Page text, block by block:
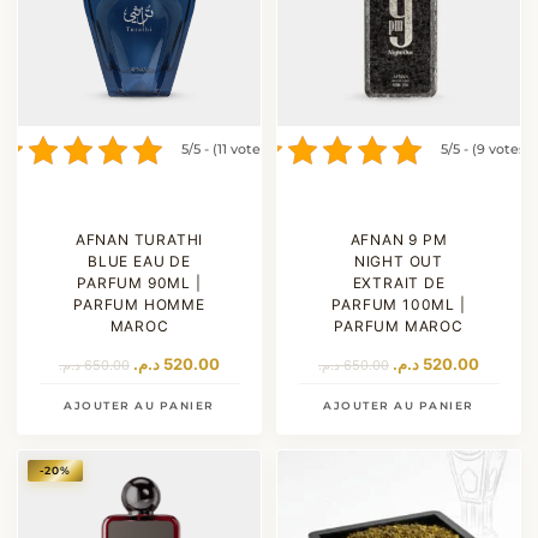
5/5 - (11 votes)
AFNAN TURATHI
BLUE EAU DE
PARFUM 90ML |
PARFUM HOMME
MAROC
650.00 د.م.
Le
initial
520.00 د.م.
Le
AJOUTER AU PANIER
5/5 - (9 votes)
AFNAN 9 PM
NIGHT OUT
EXTRAIT DE
PARFUM 100ML |
PARFUM MAROC
650.00 د.م.
Le
initial
520.00 د.م.
Le
AJOUTER AU PANIER
-20%